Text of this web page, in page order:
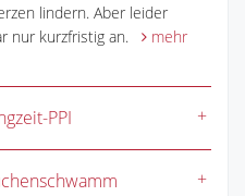
lindern. Aber leider
nur kurzfristig an.
mehr
PPI